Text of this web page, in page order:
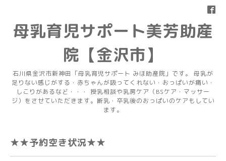
母乳育児サポート美芳助産
院【金沢市】
石川県金沢市新神田「母乳育児サポート みほ助産院」です。 母乳が
足りない感じがする・赤ちゃんが吸ってくれない・おっぱいが痛い・
しこりがあるなど・・・ 授乳相談や乳房ケア（BSケア・マッサー
ジ）をさせていただきます。断乳・卒乳後のおっぱいのケアもしてい
ます。
★★予約空き状況★★